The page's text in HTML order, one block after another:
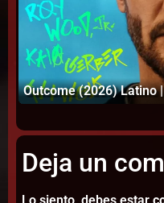
Outcome (2026) Latino
Deja un
Lo siento, debes estar